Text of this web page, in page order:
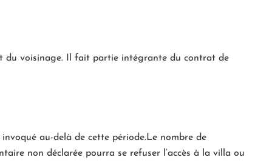
du voisinage. Il fait partie intégrante du contrat de
au-delà de cette période.Le nombre de
non déclarée pourra se refuser l’accès à la villa ou